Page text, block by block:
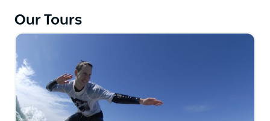
Die Fahrt von Manly entlang der nördlichen Strände
ist sehr cool und die Landschaft stellenweise recht
Die Manly Surf School stellt Ihnen die gesamte
Ausrüstung zur Verfügung, die Sie benötigen, um
den ganzen Tag zu überstehen. Sie müssen sich
also nur anmelden und sich auf einen Surftag an
Our Tours